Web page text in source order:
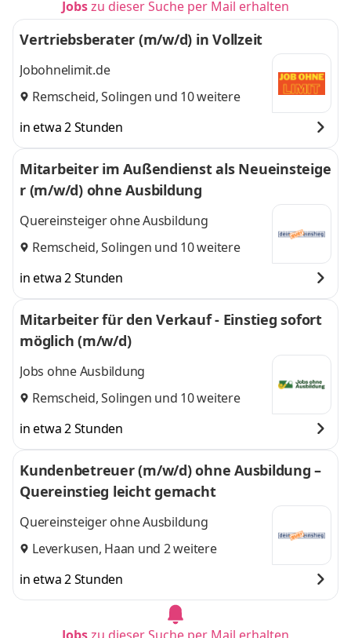
Jobszu dieser Suche per Mail erhalten
Vertriebsberater (m/w/d) in Vollzeit
Jobohnelimit.de
Remscheid,Solingen und 10 weitere
in etwa 2 Stunden
Mitarbeiter im Außendienst als Neueinsteige
r (m/w/d) ohne Ausbildung
Quereinsteiger ohne Ausbildung
Remscheid,Solingen und 10 weitere
in etwa 2 Stunden
Mitarbeiter für den Verkauf - Einstieg sofort
möglich (m/w/d)
Jobs ohne Ausbildung
Remscheid,Solingen und 10 weitere
in etwa 2 Stunden
Kundenbetreuer (m/w/d) ohne Ausbildung –
Quereinstieg leicht gemacht
Quereinsteiger ohne Ausbildung
Leverkusen, Haan und 2 weitere
in etwa 2 Stunden